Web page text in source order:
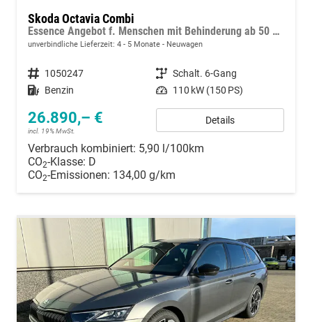
Skoda Octavia Combi
Essence Angebot f. Menschen mit Behinderung ab 50 %! 1.5 TSI 150PS, 2-Zonen-Climatronic, Parksensoren hinten, Radio 10"/Bluetooth/DAB, Tempomat, LED-Scheinwerfer, M-Lederlenkrad, Dachreling, 8x Airbags
unverbindliche Lieferzeit: 4 - 5 Monate Neuwagen
Fahrzeugnummer 1050247 Getriebe Schalt. 6-Gang
Kraftstoff Benzin Leistung 110 kW (150 PS)
26.890,– €
incl. 19% MwSt.
Details
Verbrauch kombiniert: 5,90 l/100km
CO2-Klasse: D
CO2-Emissionen: 134,00 g/km